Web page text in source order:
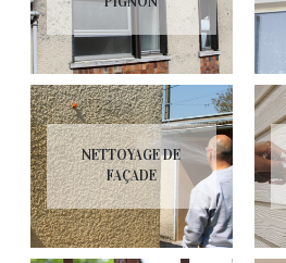
NETTOYAGE DE
FAÇADE